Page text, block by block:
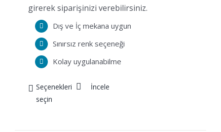
girerek siparişinizi verebilirsiniz.
Dış ve İç mekana uygun
Sınırsız renk seçeneği
Kolay uygulanabilme
Seçenekleri
seçin
İncele